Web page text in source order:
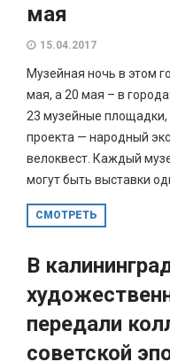
мая
15.04.2017
Музейная ночь в этом
мая, а 20 мая – в
23 музейные
проекта — народный
велоквест. Каждый
могут быть выставки
СМОТРЕТЬ
В
передали
советской